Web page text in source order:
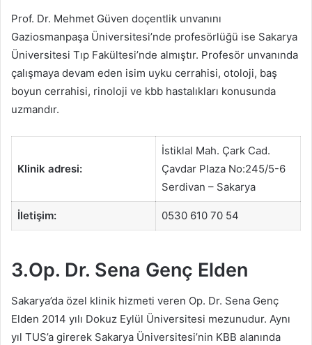
Prof. Dr. Mehmet Güven doçentlik unvanını
Gaziosmanpaşa Üniversitesi’nde profesörlüğü ise Sakarya
Üniversitesi Tıp Fakültesi’nde almıştır. Profesör unvanında
çalışmaya devam eden isim uyku cerrahisi, otoloji, baş
boyun cerrahisi, rinoloji ve kbb hastalıkları konusunda
uzmandır.
Klinik adresi:
İstiklal Mah. Çark Cad.
Çavdar Plaza No:245/5-6
Serdivan – Sakarya
İletişim: 0530 610 70 54
3.Op. Dr. Sena Genç Elden
Sakarya’da özel klinik hizmeti veren Op. Dr. Sena Genç
Elden 2014 yılı Dokuz Eylül Üniversitesi mezunudur. Aynı
yıl TUS’a girerek Sakarya Üniversitesi’nin KBB alanında